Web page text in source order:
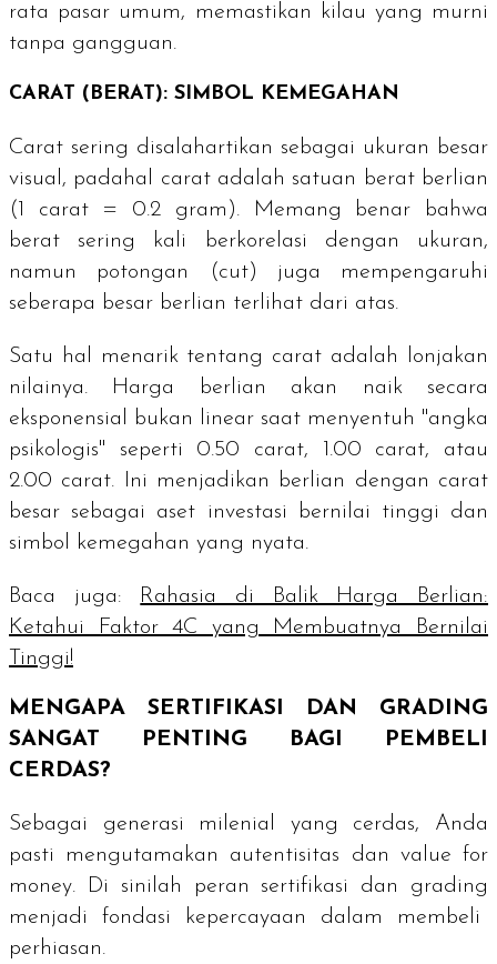
rata pasar umum, memastikan kilau yang murni
tanpa gangguan.
CARAT (BERAT): SIMBOL KEMEGAHAN
Carat sering disalahartikan sebagai ukuran besar
visual, padahal carat adalah satuan berat berlian
(1 carat = 0.2 gram). Memang benar bahwa
berat sering kali berkorelasi dengan ukuran,
namun potongan (cut) juga mempengaruhi
seberapa besar berlian terlihat dari atas.
Satu hal menarik tentang carat adalah lonjakan
nilainya. Harga berlian akan naik secara
eksponensial bukan linear saat menyentuh "angka
psikologis" seperti 0.50 carat, 1.00 carat, atau
2.00 carat. Ini menjadikan berlian dengan carat
besar sebagai aset investasi bernilai tinggi dan
simbol kemegahan yang nyata.
Baca juga: Rahasia di Balik Harga Berlian:
Ketahui Faktor 4C yang Membuatnya Bernilai
Tinggi!
MENGAPA SERTIFIKASI DAN GRADING
SANGAT PENTING BAGI PEMBELI
CERDAS?
Sebagai generasi milenial yang cerdas, Anda
pasti mengutamakan autentisitas dan value for
money. Di sinilah peran sertifikasi dan grading
menjadi fondasi kepercayaan dalam membeli
perhiasan.